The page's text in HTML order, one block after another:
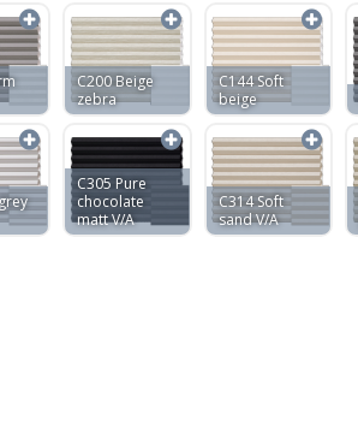
C200 Beige
zebra
C144 Soft
beige
C305 Pure
chocolate
matt V/A
C314 Soft
sand V/A